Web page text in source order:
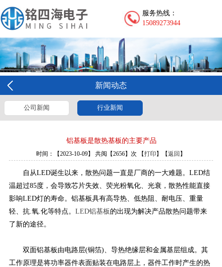
服务热线：
15089273944
新闻动态
公司新闻 行业新闻
铝基板是散热基板的主要产品
时间：【2023-10-09】 共阅【2656】次 【打印】【返回】
自从LED诞生以来，散热问题一直是厂商的一大难题。LED结
温超过85度，会导致芯片失效、荧光粉氧化、光衰，散热性能直接
影响LED灯的寿命。铝基板具有高导热、低热阻、耐电压、重量
轻、抗.氧.化等特点。 LED铝基板 的出现为解决产品散热问题带来
了新的途径。
双面铝基板由电路层(铜箔)、导热绝缘层和金属基层组成。其
工作原理是将功率器件表面贴装在电路层上，器件工作时产生的热